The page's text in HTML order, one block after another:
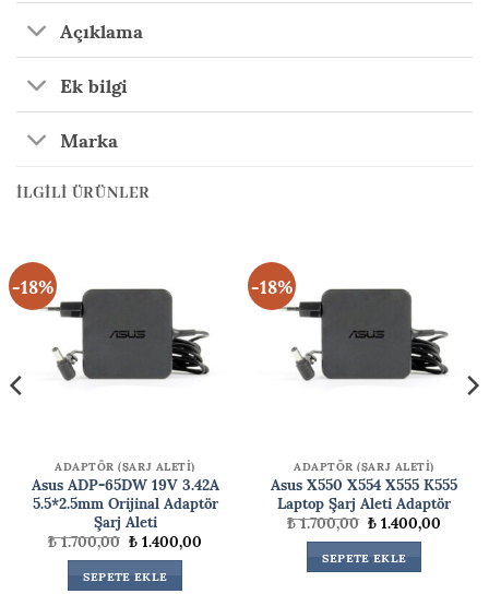
Açıklama
Ek bilgi
Marka
İLGILI ÜRÜNLER
-18%
ADAPTÖR (ŞARJ ALETİ)
Asus ADP-65DW 19V 3.42A
5.5*2.5mm Orijinal Adaptör
Şarj Aleti
₺1.700,00Orijinal
fiyat:
₺ 1.700,00.
₺1.400,00
SEPETE EKLE
-18%
ADAPTÖR (ŞARJ ALETİ)
Asus X550 X554 X555 K555
Laptop Şarj Aleti Adaptör
₺1.700,00Orijinal
fiyat:
₺ 1.700,00.
₺1.400,00Şu
SEPETE EKLE